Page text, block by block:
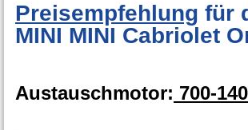
Preisempfehlung für
MINI MINI Cabriolet
Austauschmotor: 700-